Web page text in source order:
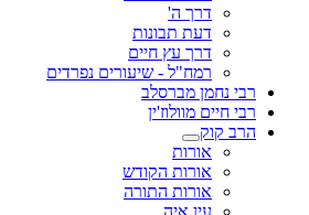
דרך ה'
דעת תבונות
דרך עץ חיים
רמח"ל - שיעורים נפרדים
רבי נחמן מברסלב
רבי חיים מוולוז'ין
הרב קוק
אורות
אורות הקודש
אורות התורה